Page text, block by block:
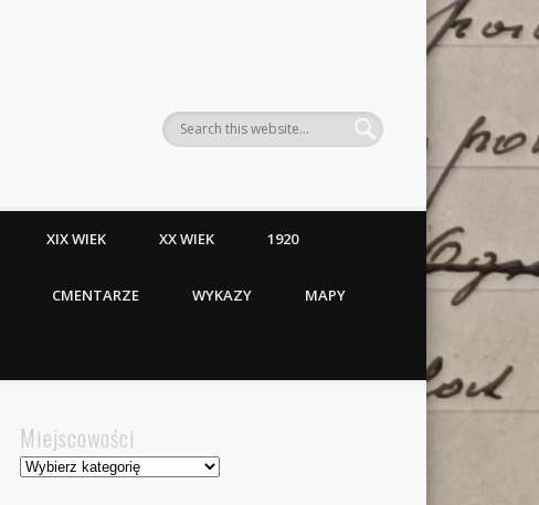
XIX WIEK XX WIEK 1920
CMENTARZE WYKAZY MAPY
Miejscowości
Miejscowości